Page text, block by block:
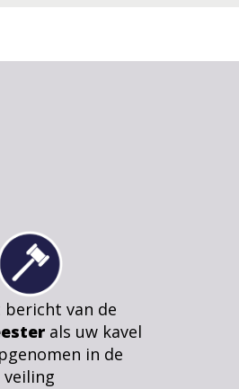
van de
als uw kavel
in de
veiling